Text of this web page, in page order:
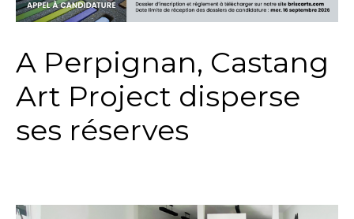
A Perpignan, Castang
Art Project disperse
ses réserves